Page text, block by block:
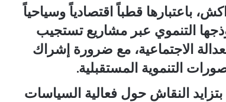
باعتبارها قطباً اقتصادياً وسياحياً
التنموي عبر مشاريع تستجيب
الاجتماعية، مع ضرورة إشراك
التنموية المستقبلية.
النقاش حول فعالية السياسات